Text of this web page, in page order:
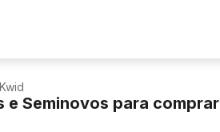
Kwid
e Seminovos para comprar